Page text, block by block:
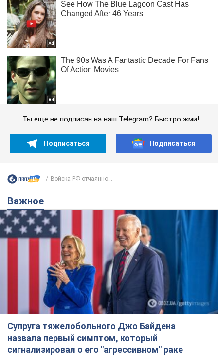
Ты еще не подписан на наш Telegram? Быстро жми!
Подписаться Подписаться
Войска РФ отчаянно...
Важное
Супруга тяжелобольного Джо Байдена
назвала первый симптом, который
сигнализировал о его "агрессивном" раке